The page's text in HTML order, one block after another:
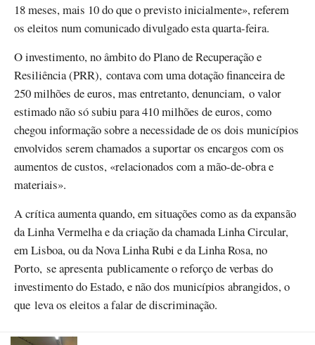
18 meses, mais 10 do que o previsto inicialmente», referem
os eleitos num comunicado divulgado esta quarta-feira.
O investimento, no âmbito do Plano de Recuperação e
Resiliência (PRR), contava com uma dotação financeira de
250 milhões de euros, mas entretanto, denunciam, o valor
estimado não só subiu para 410 milhões de euros, como
chegou informação sobre a necessidade de os dois municípios
envolvidos serem chamados a suportar os encargos com os
aumentos de custos, «relacionados com a mão-de-obra e
materiais».
A crítica aumenta quando, em situações como as da expansão
da Linha Vermelha e da criação da chamada Linha Circular,
em Lisboa, ou da Nova Linha Rubi e da Linha Rosa, no
Porto, se apresenta publicamente o reforço de verbas do
investimento do Estado, e não dos municípios abrangidos, o
que leva os eleitos a falar de discriminação.